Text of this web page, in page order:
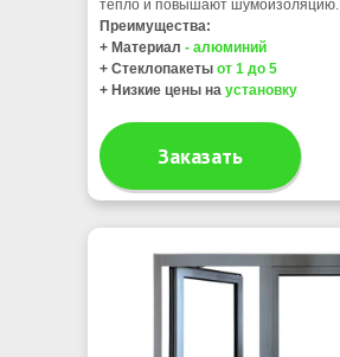
Заказать
тепло и повышают шумоизоляцию.
Преимущества:
+ Материал - алюминий
+ Стеклопакеты от 1 до 5
+ Низкие цены на установку